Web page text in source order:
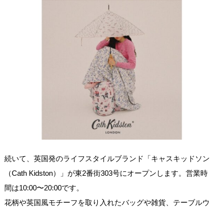
続いて、英国発のライフスタイルブランド「キャスキッドソン
（Cath Kidston）」が東2番街303号にオープンします。営業時
間は10:00〜20:00です。
花柄や英国風モチーフを取り入れたバッグや雑貨、テーブルウ